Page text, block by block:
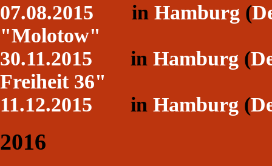
07.08.2015 in Hamburg (
"Molotow"
30.11.2015 in Hamburg (
Freiheit 36"
11.12.2015 in Hamburg (
2016